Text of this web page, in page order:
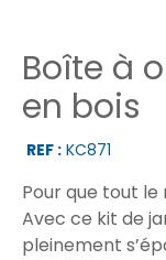
Boîte à
en bois
REF : KC871
Pour que tout
Avec ce kit de
pleinement